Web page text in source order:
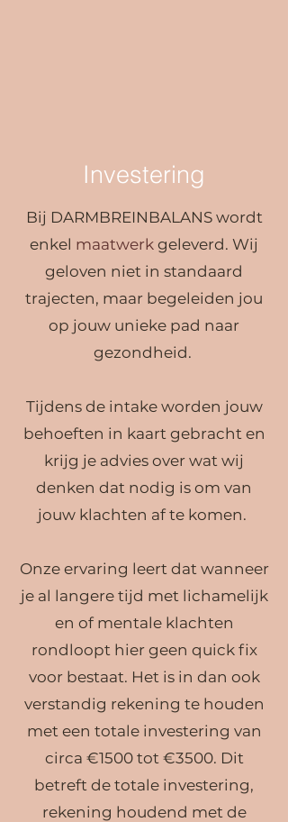
Investering
Bij DARMBREINBALANS wordt
enkel maatwerk geleverd. Wij
geloven niet in standaard
trajecten, maar begeleiden jou
op jouw unieke pad naar
gezondheid.
Tijdens de intake worden jouw
behoeften in kaart gebracht en
krijg je advies over wat wij
denken dat nodig is om van
jouw klachten af te komen.
Onze ervaring leert dat wanneer
je al langere tijd met lichamelijk
en of mentale klachten
rondloopt hier geen quick fix
voor bestaat. Het is in dan ook
verstandig rekening te houden
met een totale investering van
circa €1500 tot €3500. Dit
betreft de totale investering,
rekening houdend met de